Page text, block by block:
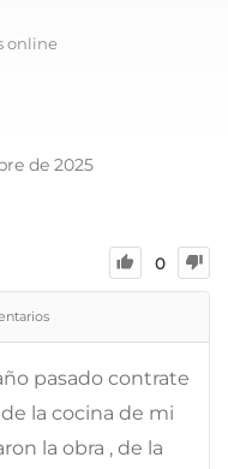
online
de 2025
0
pasado contrate
la cocina de mi
la obra , de la